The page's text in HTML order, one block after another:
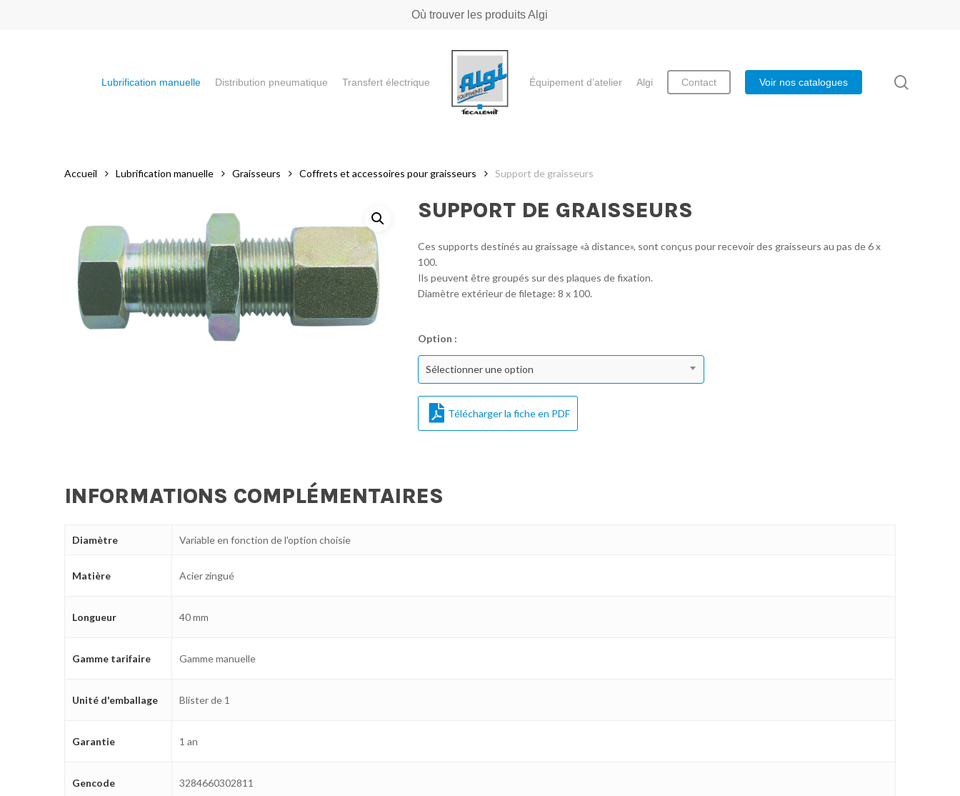
Où trouver les produits Algi
Lubrification manuelle Distribution pneumatique Transfert électrique Équipement d’atelier Algi Contact Voir nos catalogues
Accueil Lubrification manuelle Graisseurs Coffrets et accessoires pour graisseurs Support de graisseurs
SUPPORT DE GRAISSEURS
Ces supports destinés au graissage «à distance», sont conçus pour recevoir des graisseurs au pas de 6 x
100.
Ils peuvent être groupés sur des plaques de fixation.
Diamètre extérieur de filetage: 8 x 100.
Option :
Sélectionner une option
Télécharger la fiche en PDF
INFORMATIONS COMPLÉMENTAIRES
Diamètre Variable en fonction de l'option choisie
Matière Acier zingué
Longueur 40 mm
Gamme tarifaire Gamme manuelle
Unité d'emballage Blister de 1
Garantie 1 an
Gencode 3284660302811